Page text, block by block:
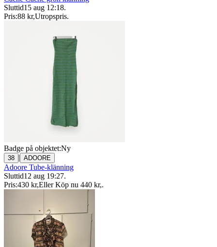
Sluttid15 aug 12:18.
Pris:88 kr,Utropspris.
Badge på objektet:Ny
38 | ADOORE
Adoore Tube-klänning
Sluttid12 aug 19:27.
Pris:430 kr,Eller Köp nu 440 kr,.